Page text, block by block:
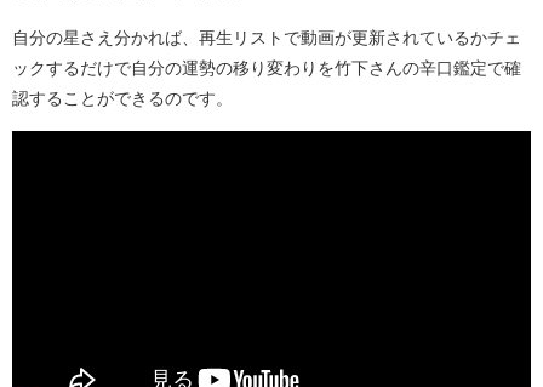
自分の星さえ分かれば、再生リストで動画が更新されているかチェ
ックするだけで自分の運勢の移り変わりを竹下さんの辛口鑑定で確
認することができるのです。